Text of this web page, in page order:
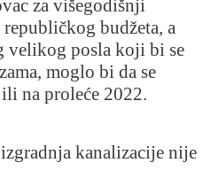
za višegodišnji
budžeta, a
velikog posla koji bi se
moglo bi da se
na proleće 2022.
kanalizacije nije